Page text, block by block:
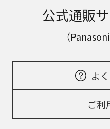
公式通販
（
よ
ご利